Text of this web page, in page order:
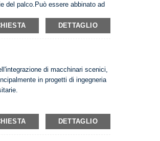
del palco.Può essere abbinato ad
DETTAGLIO
di macchinari scenici,
in progetti di ingegneria
DETTAGLIO